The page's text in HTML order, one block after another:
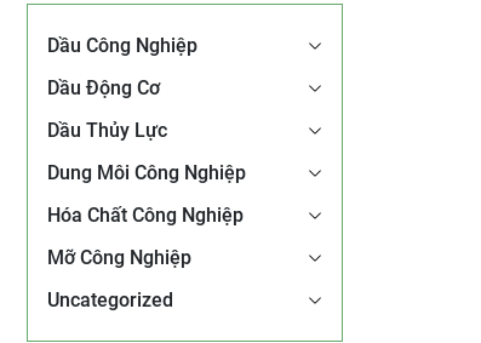
Dầu Công Nghiệp
Dầu Động Cơ
Dầu Thủy Lực
Dung Môi Công Nghiệp
Hóa Chất Công Nghiệp
Mỡ Công Nghiệp
Uncategorized